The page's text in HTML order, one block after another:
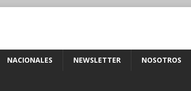
NACIONALES NEWSLETTER NOSOTROS